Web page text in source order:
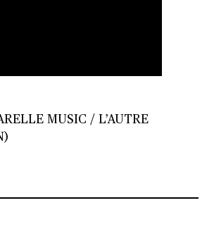
MUSIC / L’AUTRE